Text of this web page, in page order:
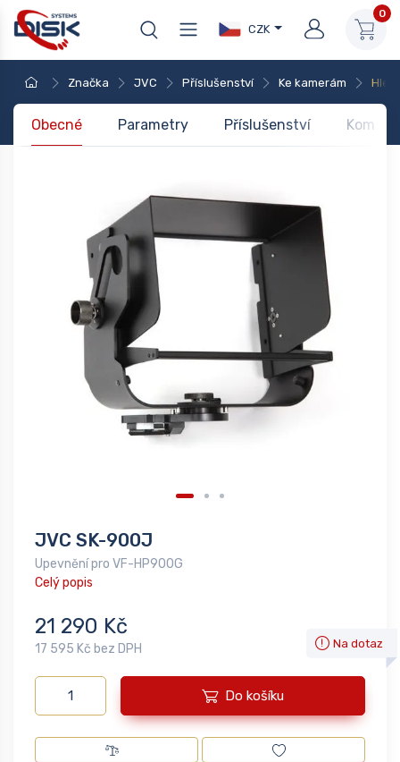
CZK
0
Značka JVC Příslušenství Ke kamerám
Obecné Parametry Příslušenství
JVC SK-900J
Upevnění pro VF-HP900G
Celý popis
21 290 Kč
17 595 Kč bez DPH Na dotaz
Do košíku